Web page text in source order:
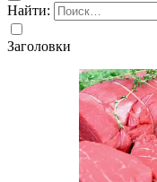
Найти:
Заголовки